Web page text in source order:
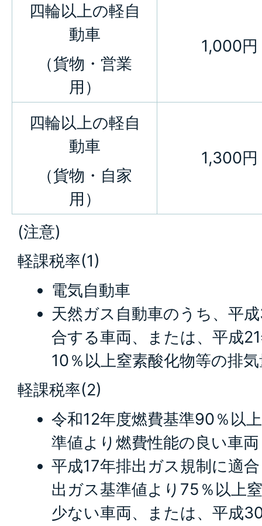
四輪以上の軽自
動車
（貨物・営業
用）
1,000円
四輪以上の軽自
動車
（貨物・自家
用）
1,300円
(注意)
軽課税率(1)
電気自動車
天然ガス自動車のうち、平
合する車両、または、平成
10％以上窒素酸化物等の排
軽課税率(2)
令和12年度燃費基準90％以
準値より燃費性能の良い車両
平成17年排出ガス規制に適
出ガス基準値より75％以上
少ない車両、または、平成